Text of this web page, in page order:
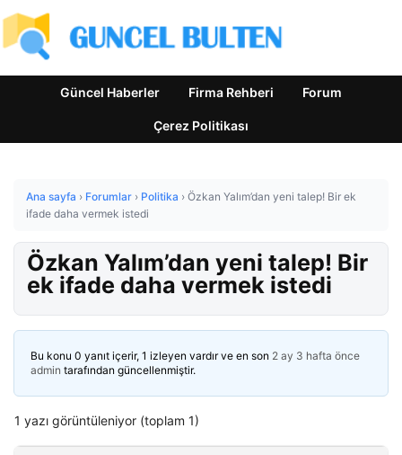
Güncel Haberler Firma Rehberi Forum
Çerez Politikası
Ana sayfa › Forumlar › Politika › Özkan Yalım’dan yeni talep! Bir ek
ifade daha vermek istedi
Özkan Yalım’dan yeni talep! Bir
ek ifade daha vermek istedi
Bu konu 0 yanıt içerir, 1 izleyen vardır ve en son 2 ay 3 hafta önce
admin tarafından güncellenmiştir.
1 yazı görüntüleniyor (toplam 1)